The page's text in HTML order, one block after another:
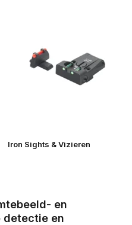
Iron Sights & Vizieren
en
detectie en